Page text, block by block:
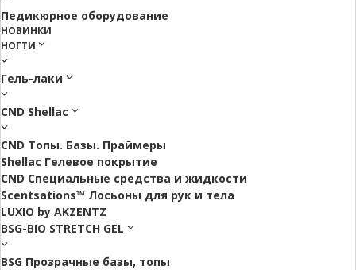
Педикюрное оборудование
НОВИНКИ
НОГТИ
Гель-лаки
CND Shellac
CND Топы. Базы. Праймеры
Shellac Гелевое покрытие
CND Специальные средства и жидкости
Scentsations™ Лосьоны для рук и тела
LUXIO by AKZENTZ
BSG-BIO STRETCH GEL
BSG Прозрачные базы, топы